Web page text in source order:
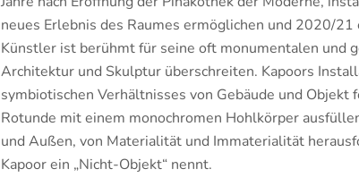
neues Erlebnis des Raumes ermöglichen und 2020/
Künstler ist berühmt für seine oft monumentalen und
Architektur und Skulptur überschreiten. Kapoors
symbiotischen Verhältnisses von Gebäude und
Rotunde mit einem monochromen Hohlkörper
und Außen, von Materialität und Immaterialität
Kapoor ein „Nicht-Objekt“ nennt.